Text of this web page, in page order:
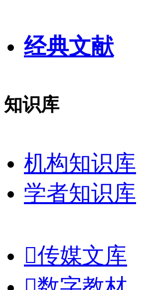
经典文献
知识库
机构知识库
学者知识库
传媒文库